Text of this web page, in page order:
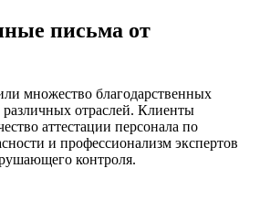
письма от
множество благодарственных
отраслей. Клиенты
аттестации персонала по
и профессионализм экспертов
контроля.